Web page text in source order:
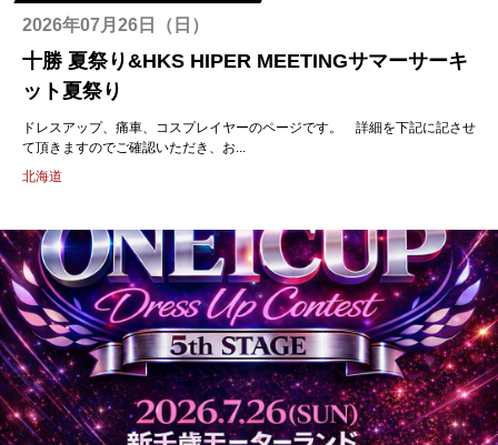
2026年07月26日（日）
十勝 夏祭り&HKS HIPER MEETINGサマーサーキ
ット夏祭り
ドレスアップ、痛車、コスプレイヤーのページです。 詳細を下記に記させ
て頂きますのでご確認いただき、お...
北海道